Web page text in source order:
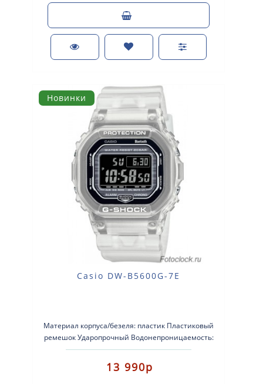
Новинки
Casio DW-B5600G-7E
Материал корпуса/безеля: пластик Пластиковый
ремешок Ударопрочный Водонепроницаемость:
водонепроницаемость до гл..
13 990р